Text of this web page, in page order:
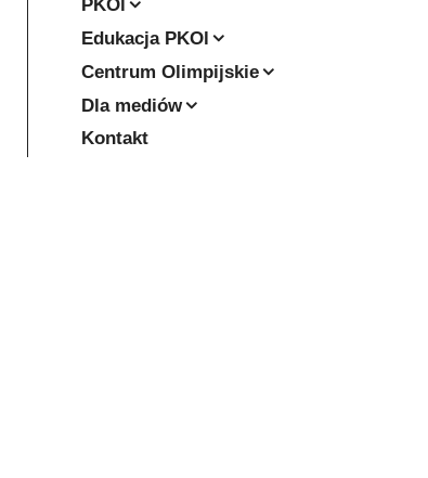
PKOl
Edukacja PKOl
Centrum Olimpijskie
Dla mediów
Kontakt